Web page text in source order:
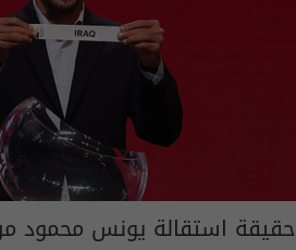
حقيقة استقالة يونس محمود